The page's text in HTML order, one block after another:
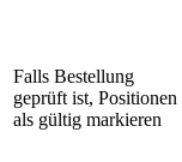
Falls Bestellung
geprüft ist, Positionen
als gültig markieren